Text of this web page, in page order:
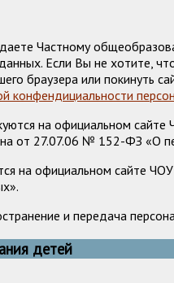
Частному
Если Вы не хотите,
браузера или покинуть
конфендициальности
на официальном сайте
от 27.07.06 № 152-ФЗ «О
на официальном сайте
и передача
детей